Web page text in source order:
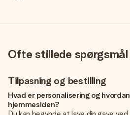
Ofte stillede spørgsmål
Tilpasning og bestilling
Hvad er personalisering og
hjemmesiden?